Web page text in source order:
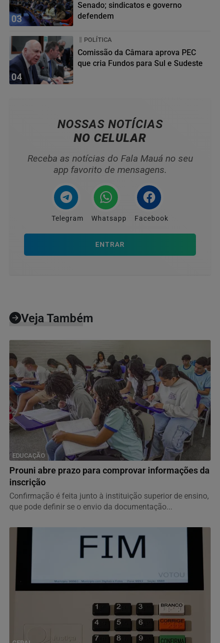
03
Senado; sindicatos e governo
defendem
04
POLÍTICA
Comissão da Câmara aprova PEC
que cria Fundos para Sul e Sudeste
NOSSAS NOTÍCIAS
NO CELULAR
Receba as notícias do Fala Mauá no seu
app favorito de mensagens.
Telegram Whatsapp Facebook
ENTRAR
Veja Também
EDUCAÇÃO
Prouni abre prazo para comprovar informações da
inscrição
Confirmação é feita junto à instituição superior de ensino,
que pode definir se o envio da documentação...